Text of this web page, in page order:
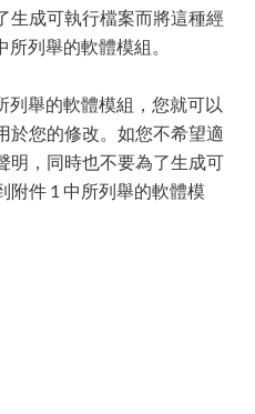
生成可執行檔案而將這種經
列舉的軟體模組。
列舉的軟體模組，您就可以
於您的修改。如您不希望適
明，同時也不要為了生成可
附件 1 中所列舉的軟體模